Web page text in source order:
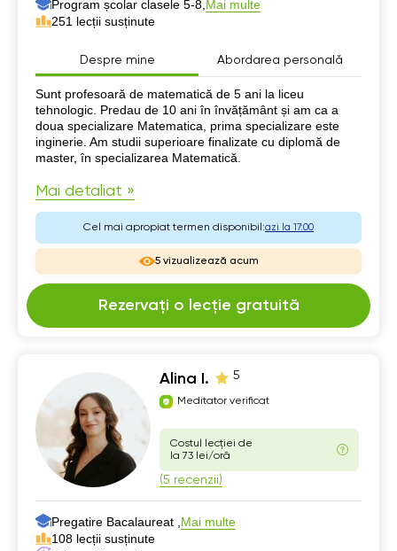
Program școlar clasele 5-8, Mai multe
251 lecții susținute
Despre mine Abordarea personală
Despre mine
Sunt profesoară de matematică de 5 ani la liceu
tehnologic. Predau de 10 ani în învățământ și am ca a
doua specializare Matematica, prima specializare este
inginerie. Am studii superioare finalizate cu diplomă de
master, în specializarea Matematică.
Mai detaliat »
Cel mai apropiat termen disponibil:azi la 17:00
5 vizualizează acum
Rezervați o lecție gratuită
Alina I. 5
Meditator verificat
Costul lecției de
la 73 lei/oră
(5 recenzii)
Pregatire Bacalaureat , Mai multe
108 lecții susținute